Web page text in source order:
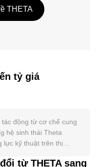
THETA
tỷ giá
động từ cơ chế cung
hệ sinh thái Theta
lực kỹ thuật trên thị
staking của Theta
từ THETA sang